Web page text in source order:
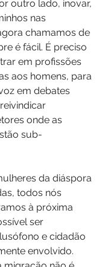
outro lado, inovar,
nas
chamamos de
é fácil. É preciso
em profissões
aos homens, para
em debates
onde as
sub-
da diáspora
todos nós
à próxima
ser
e cidadão
envolvido.